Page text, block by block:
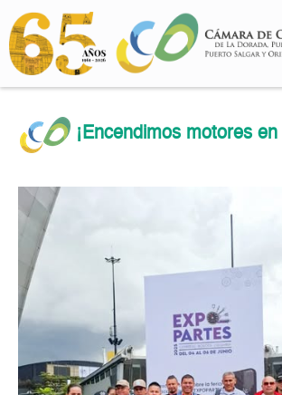
¡Encendimos motores